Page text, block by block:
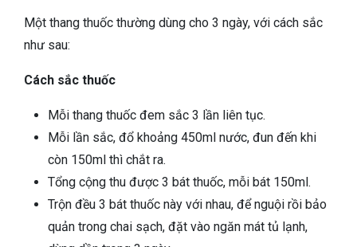
Một thang thuốc thường dùng cho 3 ngày, với cách sắc
như sau:
Cách sắc thuốc
Mỗi thang thuốc đem sắc 3 lần liên tục.
Mỗi lần sắc, đổ khoảng 450ml nước, đun đến khi
còn 150ml thì chắt ra.
Tổng cộng thu được 3 bát thuốc, mỗi bát 150ml.
Trộn đều 3 bát thuốc này với nhau, để nguội rồi bảo
quản trong chai sạch, đặt vào ngăn mát tủ lạnh,